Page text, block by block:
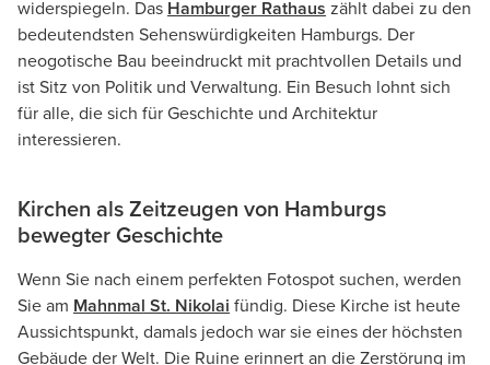
widerspiegeln. Das Hamburger Rathaus zählt dabei zu den
bedeutendsten Sehenswürdigkeiten Hamburgs. Der
neogotische Bau beeindruckt mit prachtvollen Details und
ist Sitz von Politik und Verwaltung. Ein Besuch lohnt sich
für alle, die sich für Geschichte und Architektur
interessieren.
Kirchen als Zeitzeugen von Hamburgs
bewegter Geschichte
Wenn Sie nach einem perfekten Fotospot suchen, werden
Sie am Mahnmal St. Nikolai fündig. Diese Kirche ist heute
Aussichtspunkt, damals jedoch war sie eines der höchsten
Gebäude der Welt. Die Ruine erinnert an die Zerstörung im